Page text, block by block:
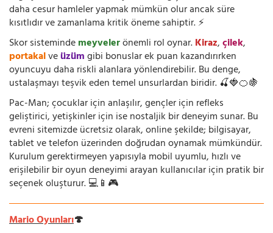
daha cesur hamleler yapmak mümkün olur ancak süre
kısıtlıdır ve zamanlama kritik öneme sahiptir. ⚡
Skor sistemindemeyvelerönemli rol oynar.Kiraz,çilek,
portakalveüzümgibi bonuslar ek puan kazandırırken
oyuncuyu daha riskli alanlara yönlendirebilir. Bu denge,
ustalaşmayı teşvik eden temel unsurlardan biridir. 🍒🍓🍊🍇
Pac-Man; çocuklar için anlaşılır, gençler için refleks
geliştirici, yetişkinler için ise nostaljik bir deneyim sunar. Bu
evreni sitemizde ücretsiz olarak, online şekilde; bilgisayar,
tablet ve telefon üzerinden doğrudan oynamak mümkündür.
Kurulum gerektirmeyen yapısıyla mobil uyumlu, hızlı ve
erişilebilir bir oyun deneyimi arayan kullanıcılar için pratik bir
seçenek oluşturur. 💻📱🎮
Mario Oyunları🍄